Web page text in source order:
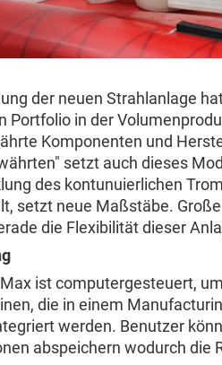
der neuen Strahlanlage
Portfolio in der
Komponenten und
setzt auch dieses
des kontunuierlichen
setzt neue Maßstäbe.
die Flexibilität dieser
Max ist computergesteuert,
die in einem
werden. Benutzer
abspeichern wodurch die